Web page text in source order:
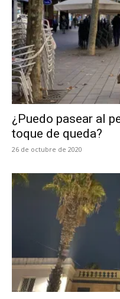
¿Puedo pasear al
toque de queda?
26 de octubre de 2020